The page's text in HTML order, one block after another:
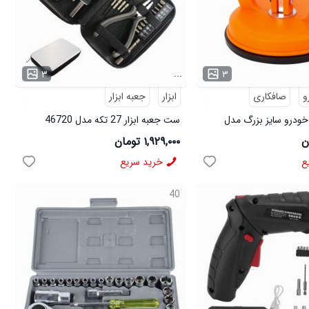
۳
صافکاری
خودرو سایز بزرگ مدل
۳
...
ابزار
جعبه ابزار
ست جعبه ابزار 27 تکه مدل 46720
۱,۹۲۹,۰۰۰ تومان
خرید سریع
40